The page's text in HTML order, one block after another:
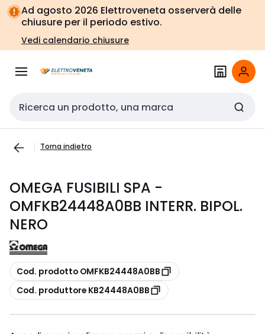
Vai alla
navigazione
Vai
alla
pagina
Ad agosto 2026 Elettroveneta osserverà delle
chiusure per il periodo estivo.
Vedi calendario chiusure
Cerca input
Torna indietro
OMEGA FUSIBILI SPA -
OMFKB24448A0BB INTERR. BIPOL.
NERO
copia
Cod. prodotto OMFKB24448A0BB
copia
Cod. produttore KB24448A0BB